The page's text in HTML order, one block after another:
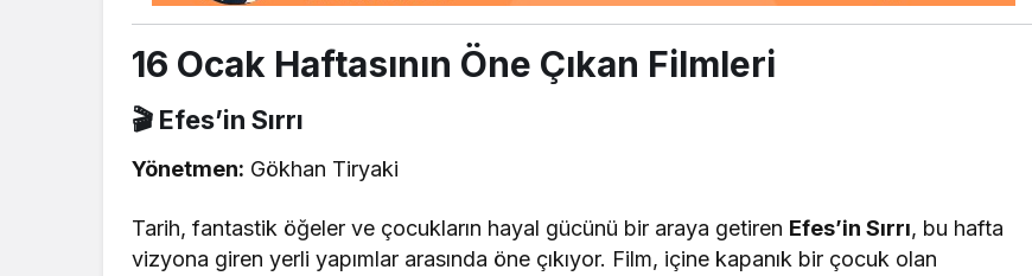
16 Ocak Haftasının Öne Çıkan Filmleri
🎬 Efes’in Sırrı
Yönetmen: Gökhan Tiryaki
Tarih, fantastik öğeler ve çocukların hayal gücünü bir araya getiren Efes’in Sırrı, bu hafta
vizyona giren yerli yapımlar arasında öne çıkıyor. Film, içine kapanık bir çocuk olan